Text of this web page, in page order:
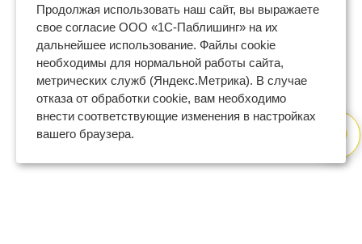
Продолжая использовать наш сайт, вы выражаете
свое согласие ООО «1С-Паблишинг» на их
дальнейшее использование. Файлы cookie
необходимы для нормальной работы сайта,
метрических служб (Яндекс.Метрика). В случае
отказа от обработки cookie, вам необходимо
внести соответствующие изменения в настройках
вашего браузера.